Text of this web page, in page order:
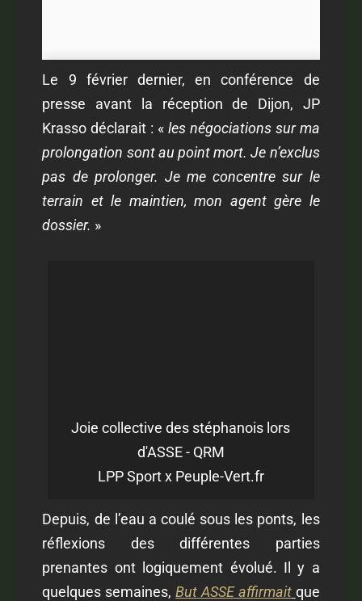
Le 9 février dernier, en conférence de
presse avant la réception de Dijon, JP
Krasso déclarait : « les négociations sur ma
prolongation sont au point mort. Je n’exclus
pas de prolonger. Je me concentre sur le
terrain et le maintien, mon agent gère le
dossier. »
Joie collective des stéphanois lors
d'ASSE - QRM
LPP Sport x Peuple-Vert.fr
Depuis, de l’eau a coulé sous les ponts, les
réflexions des différentes parties
prenantes ont logiquement évolué. Il y a
quelques semaines,But ASSE affirmait que